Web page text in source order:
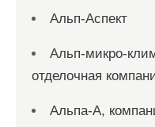
Альп-Аспект
Альп-микро-
отделочная
Альпа-А,